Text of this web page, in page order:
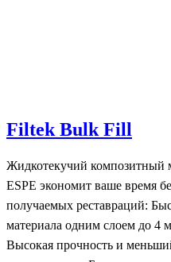
Filtek Bulk Fill
Жидкотекучий
ESPE экономит ваше время
получаемых реставраций:
материала одним слоем до 4
Высокая прочность и